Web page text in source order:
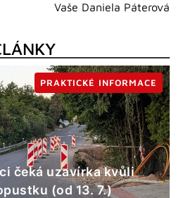
Vaše Daniela Páterová
čeká uzavírka kvůli
(od 13. 7.)
PRAKTICKÉ INFORMACE